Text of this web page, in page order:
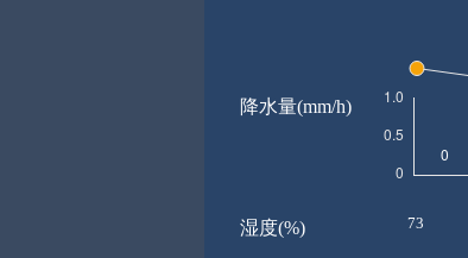
降水量(mm/h)
湿度(%) 73